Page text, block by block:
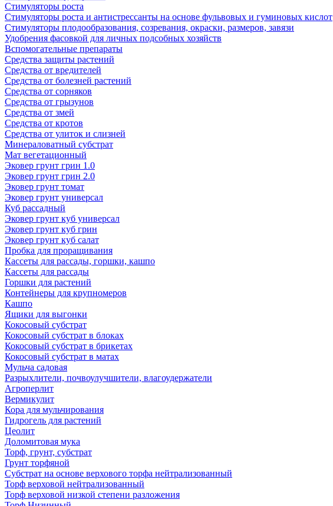
Стимуляторы роста
Стимуляторы роста и антистрессанты на основе фульвовых и гуминовых кислот
Стимуляторы плодообразования, созревания, окраски, размеров, завязи
Удобрения фасовкой для личных подсобных хозяйств
Вспомогательные препараты
Средства защиты растений
Средства от вредителей
Средства от болезней растений
Средства от сорняков
Средства от грызунов
Средства от змей
Средства от кротов
Средства от улиток и слизней
Минераловатный субстрат
Мат вегетационный
Эковер грунт грин 1.0
Эковер грунт грин 2.0
Эковер грунт томат
Эковер грунт универсал
Куб рассадный
Эковер грунт куб универсал
Эковер грунт куб грин
Эковер грунт куб салат
Пробка для проращивания
Кассеты для рассады, горшки, кашпо
Кассеты для рассады
Горшки для растений
Контейнеры для крупномеров
Кашпо
Ящики для выгонки
Кокосовый субстрат
Кокосовый субстрат в блоках
Кокосовый субстрат в брикетах
Кокосовый субстрат в матах
Мульча садовая
Разрыхлители, почвоулучшители, влагоудержатели
Агроперлит
Вермикулит
Кора для мульчирования
Гидрогель для растений
Цеолит
Доломитовая мука
Торф, грунт, субстрат
Грунт торфяной
Субстрат на основе верхового торфа нейтрализованный
Торф верховой нейтрализованный
Торф верховой низкой степени разложения